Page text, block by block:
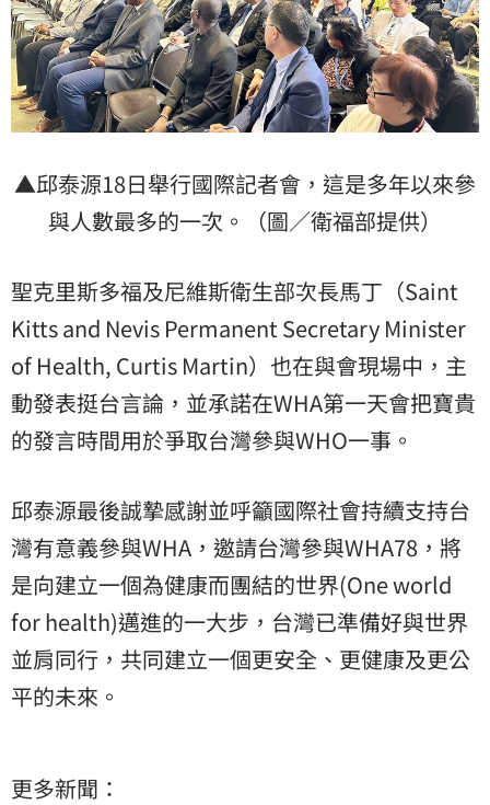
▲邱泰源18日舉行國際記者會，這是多年以來參
與人數最多的一次。（圖／衛福部提供）
聖克里斯多福及尼維斯衛生部次長馬丁（Saint
Kitts and Nevis Permanent Secretary Minister
of Health, Curtis Martin）也在與會現場中，主
動發表挺台言論，並承諾在WHA第一天會把寶貴
的發言時間用於爭取台灣參與WHO一事。
邱泰源最後誠摯感謝並呼籲國際社會持續支持台
灣有意義參與WHA，邀請台灣參與WHA78，將
是向建立一個為健康而團結的世界(One world
for health)邁進的一大步，台灣已準備好與世界
並肩同行，共同建立一個更安全、更健康及更公
平的未來。
更多新聞：